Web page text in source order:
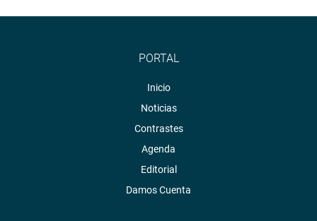
PORTAL
Inicio
Noticias
Contrastes
Agenda
Editorial
Damos Cuenta